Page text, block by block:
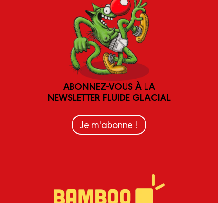
ABONNEZ-VOUS À LA
NEWSLETTER FLUIDE GLACIAL
Je m'abonne !